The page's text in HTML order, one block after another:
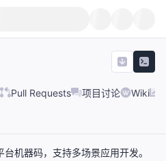
Pull Requests 项目讨论 Wiki
机器码，支持多场景应用开发。